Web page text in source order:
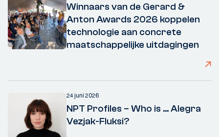
Winnaars van de Gerard &
Anton Awards 2026 koppelen
technologie aan concrete
maatschappelijke uitdagingen
24 juni 2026
NPT Profiles – Who is ... Alegra
Vezjak-Fluksi?